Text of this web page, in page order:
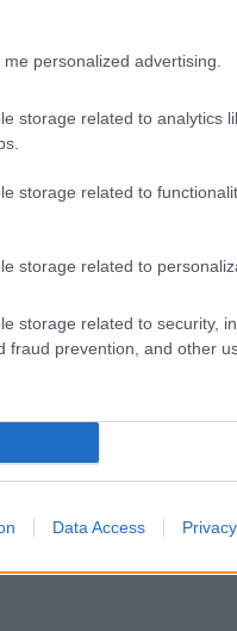
personalized advertising.
storage related to analytics
storage related to
storage related to
storage related to security,
fraud prevention, and other
Data Access